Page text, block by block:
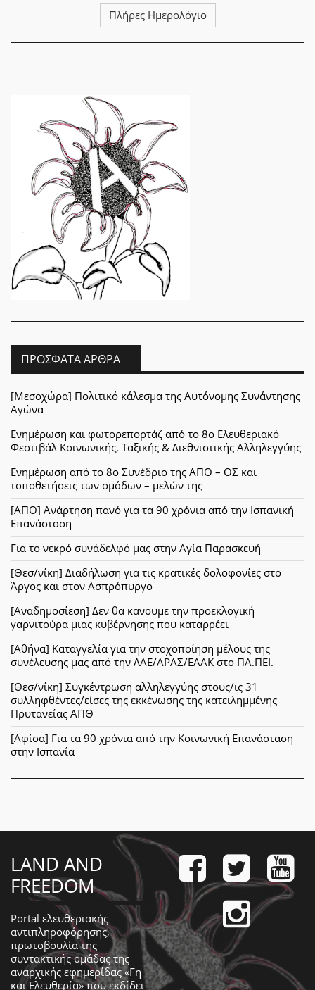
Πλήρες Ημερολόγιο
ΠΡΌΣΦΑΤΑ ΆΡΘΡΑ
[Μεσοχώρα] Πολιτικό κάλεσμα της Αυτόνομης Συνάντησης
Αγώνα
Ενημέρωση και φωτορεπορτάζ από το 8ο Ελευθεριακό
Φεστιβάλ Κοινωνικής, Ταξικής & Διεθνιστικής Αλληλεγγύης
Ενημέρωση από το 8ο Συνέδριο της ΑΠΟ – ΟΣ και
τοποθετήσεις των ομάδων – μελών της
[ΑΠΟ] Ανάρτηση πανό για τα 90 χρόνια από την Ισπανική
Επανάσταση
Για το νεκρό συνάδελφό μας στην Αγία Παρασκευή
[Θεσ/νίκη] Διαδήλωση για τις κρατικές δολοφονίες στο
Άργος και στον Ασπρόπυργο
[Αναδημοσίεση] Δεν θα κανουμε την προεκλογική
γαρνιτούρα μιας κυβέρνησης που καταρρέει
[Αθήνα] Καταγγελία για την στοχοποίηση μέλους της
συνέλευσης μας από την ΛΑΕ/ΑΡΑΣ/ΕΑΑΚ στο ΠΑ.ΠΕΙ.
[Θεσ/νίκη] Συγκέντρωση αλληλεγγύης στους/ις 31
συλληφθέντες/είσες της εκκένωσης της κατειλημμένης
Πρυτανείας ΑΠΘ
[Αφίσα] Για τα 90 χρόνια από την Κοινωνική Επανάσταση
στην Ισπανία
LAND AND
FREEDOM
Portal ελευθεριακής
αντιπληροφόρησης,
πρωτοβουλία της
συντακτικής ομάδας της
αναρχικής εφημερίδας «Γη
και Ελευθερία» που εκδίδει